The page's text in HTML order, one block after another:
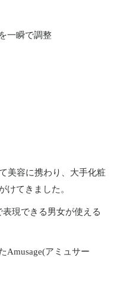
一瞬で調整
美容に携わり、大手化粧
けてきました。
現できる男女が使える
Amusage(アミュサー